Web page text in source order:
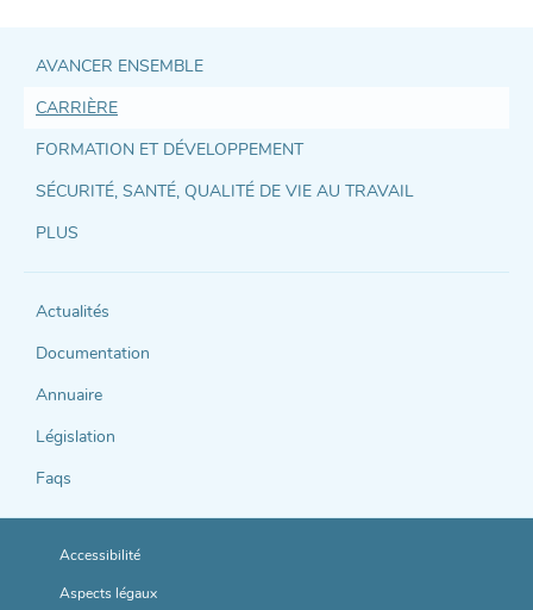
Accès
direct
et
support
AVANCER ENSEMBLE
CARRIÈRE
FORMATION ET DÉVELOPPEMENT
SÉCURITÉ, SANTÉ, QUALITÉ DE VIE AU TRAVAIL
PLUS
Actualités
Documentation
Annuaire
Législation
Faqs
Accessibilité
Aspects légaux